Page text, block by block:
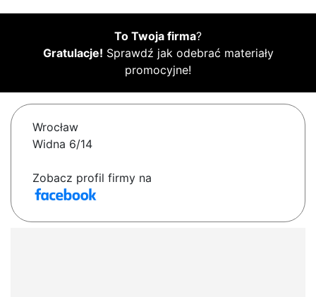
To Twoja firma?
Gratulacje! Sprawdź jak odebrać materiały
promocyjne!
Wrocław
Widna 6/14
Zobacz profil firmy na